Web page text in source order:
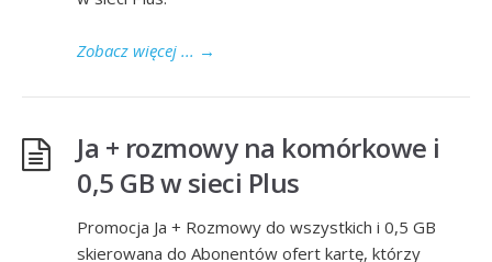
Zobacz więcej ... →
Ja + rozmowy na komórkowe i
0,5 GB w sieci Plus
Promocja Ja + Rozmowy do wszystkich i 0,5 GB
skierowana do Abonentów ofert kartę, którzy